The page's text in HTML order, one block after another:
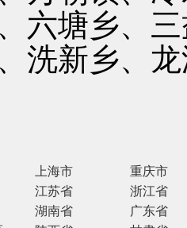
六塘乡、
洗新乡、
上海市
重庆市
江苏省
浙江省
湖南省
广东省